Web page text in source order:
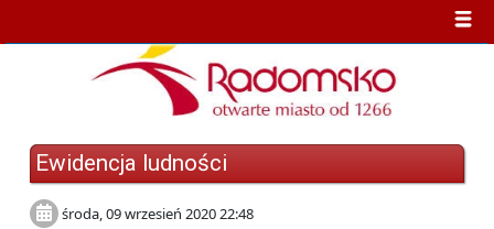
Ewidencja ludności
środa, 09 wrzesień 2020 22:48